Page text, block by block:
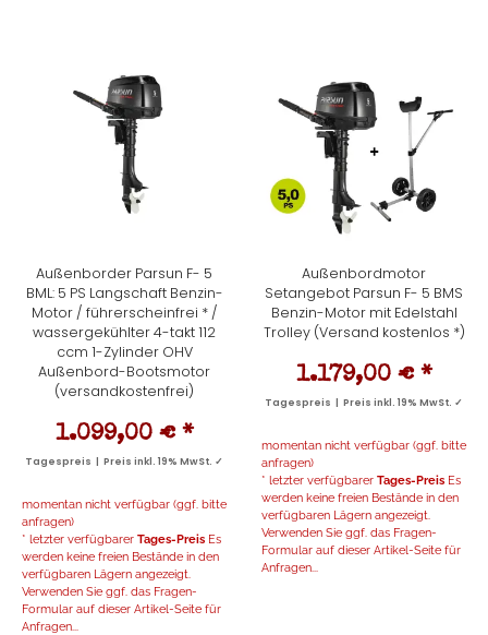
Außenborder Parsun F- 5
BML: 5 PS Langschaft Benzin-
Motor / führerscheinfrei * /
wassergekühlter 4-takt 112
ccm 1-Zylinder OHV
Außenbord-Bootsmotor
(versandkostenfrei)
1.099,00 € *
Tagespreis | Preis inkl. 19% MwSt. ✓
momentan nicht verfügbar (ggf. bitte
anfragen)
* letzter verfügbarer Tages-Preis Es
werden keine freien Bestände in den
verfügbaren Lägern angezeigt.
Verwenden Sie ggf. das Fragen-
Formular auf dieser Artikel-Seite für
Anfragen...
Außenbordmotor
Setangebot Parsun F- 5 BMS
Benzin-Motor mit Edelstahl
Trolley (Versand kostenlos *)
1.179,00 € *
Tagespreis | Preis inkl. 19% MwSt. ✓
momentan nicht verfügbar (ggf. bitte
anfragen)
* letzter verfügbarer Tages-Preis Es
werden keine freien Bestände in den
verfügbaren Lägern angezeigt.
Verwenden Sie ggf. das Fragen-
Formular auf dieser Artikel-Seite für
Anfragen...